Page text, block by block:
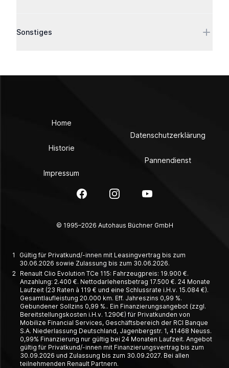
Sonstiges
Home
Historie
Impressum
Datenschutzerklärung
Pannendienst
FacebookInstagramYouTube
© 1995–2026 Autohaus Büchner GmbH
1
Gültig für Privatkund/-innen mit Leasingvertrag bis zum
30.06.2026 sowie Zulassung bis zum 30.06.2026.
2
Renault Clio Evolution TCe 115: Fahrzeugpreis: 19.900 €.
Anzahlung: 2.400 €. Nettodarlehensbetrag 17.500 €. 24 Monate
Laufzeit (23 Raten à 119 € und eine Schlussrate i.H.v. 15.084 €).
Gesamtlaufleistung 20.000 km. Eff. Jahreszins 0,99 %.
Gebundener Sollzins 0,99 %.. Ein Finanzierungsangebot (zzgl.
Bereitstellungskosten i.H.v. 1.290€) für Privatkunden von
Mobilize Financial Services, Geschäftsbereich der RCI Banque
S.A. Niederlassung Deutschland, Jagenbergstr. 1, 41468 Neuss.
0,99% Finanzierung nur gültig bei 24 Monaten Laufzeit. Angebot
gültig für Privatkund/-innen mit Finanzierungsvertrag bis zum
30.09.2026 und Zulassung bis zum 30.09.2027. Bei allen
teilnehmenden Renault Partnern.